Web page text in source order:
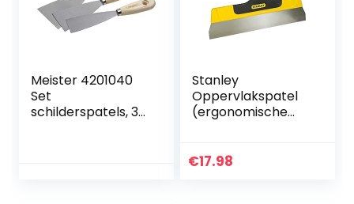
Meister 4201040
Set
schilderspatels, 3-
Stanley
Oppervlakspatel
(ergonomische
STHT0-05934, 300
€17.98